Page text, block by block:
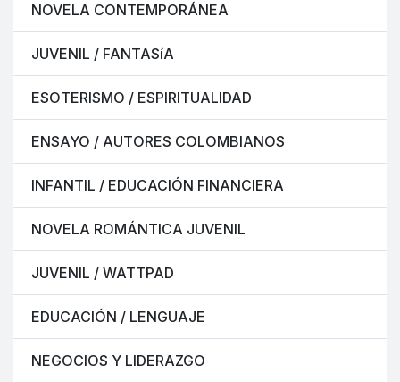
NOVELA CONTEMPORÁNEA
JUVENIL / FANTASíA
ESOTERISMO / ESPIRITUALIDAD
ENSAYO / AUTORES COLOMBIANOS
INFANTIL / EDUCACIÓN FINANCIERA
NOVELA ROMÁNTICA JUVENIL
JUVENIL / WATTPAD
EDUCACIÓN / LENGUAJE
NEGOCIOS Y LIDERAZGO